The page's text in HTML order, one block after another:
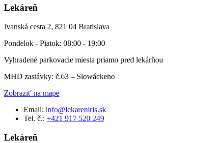
Lekáreň
Ivanská cesta 2, 821 04 Bratislava
Pondelok - Piatok: 08:00 - 19:00
Vyhradené parkovacie miesta priamo pred lekárňou
MHD zastávky: č.63 – Slowáckeho
Zobraziť na mape
Email: info@lekareniris.sk
Tel. č.: +421 917 520 249
Lekáreň